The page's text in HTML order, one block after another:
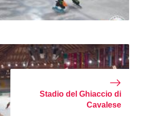
Stadio del Ghiaccio di
Cavalese